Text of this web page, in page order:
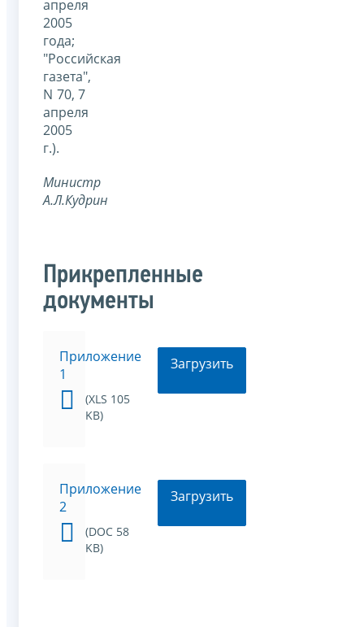
апреля
2005
года;
"Российская
газета",
N 70, 7
апреля
2005
г.).
Министр
А.Л.Кудрин
Прикрепленные
документы
Приложение
1
(XLS 105
KB)
Загрузить
Приложение
2
(DOC 58
KB)
Загрузить